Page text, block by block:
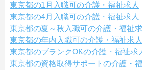
東京都の1月入職可の介護・福祉求人
東京都の4月入職可の介護・福祉求人
東京都の夏～秋入職可の介護・福祉
東京都の年内入職可の介護・福祉求人
東京都のブランクOKの介護・福祉求
東京都の資格取得サポートの介護・